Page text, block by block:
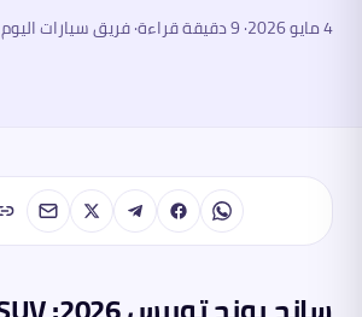
4 مايو 2026 ·
9دقيقة قراءة· فريق سيارات اليوم